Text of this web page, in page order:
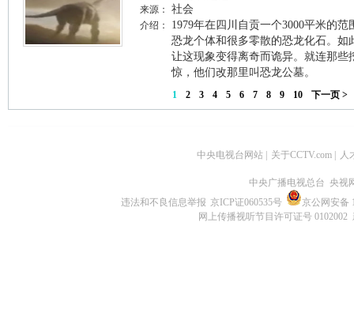
来源： 社会
介绍：
1979年在四川自贡一个3000平米的
恐龙个体和很多零散的恐龙化石。如
让这现象变得离奇而诡异。就连那些
惊，他们改那里叫恐龙公墓。
1 2 3 4 5 6 7 8 9 10 下一页 >
中央电视台网站 关于CCTV.com 人
中央广播电视总台 央视
违法和不良信息举报 京ICP证060535号
京公网安备
网上传播视听节目许可证号 0102002